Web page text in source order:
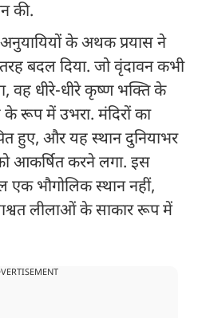
की.
के अथक प्रयास ने
बदल दिया. जो वृंदावन कभी
वह धीरे-धीरे कृष्ण भक्ति के
रूप में उभरा. मंदिरों का
हुए, और यह स्थान दुनियाभर
आकर्षित करने लगा. इस
भौगोलिक स्थान नहीं,
लीलाओं के साकार रूप में